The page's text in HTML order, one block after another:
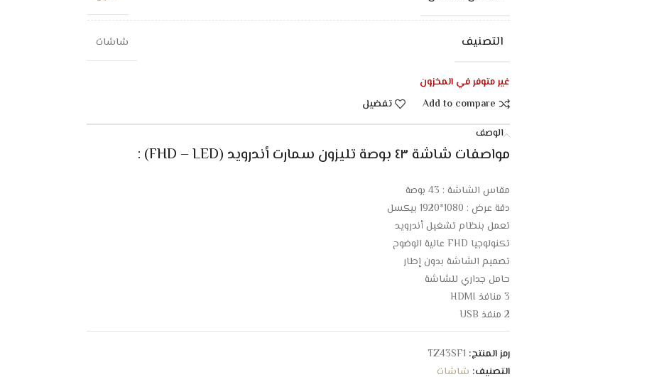
التصنيف شاشات
غير متوفر في المخزون
Add to compare
تفضيل
الوصف
مواصفات شاشة ٤٣ بوصة تليزون سمارت أندرويد (FHD – LED) :
مقاس الشاشة : 43 بوصة
دقة عرض : 1080*1920 بيكسل
تعمل بنظام تشغيل أندرويد
تكنولوجيا FHD عالية الوضوح
تصميم الشاشة بدون إطار
حامل جداري للشاشة
3 منافذ HDMI
2 منفذ USB
تدعم تطبيقات ( Netflix / Youtube / shahid )
قواعد تثبيت قوية لمنع الحركة
صورة عالية الجودة أقرب للواقع
رمز المنتج: TZ43SF1
التصنيف: شاشات